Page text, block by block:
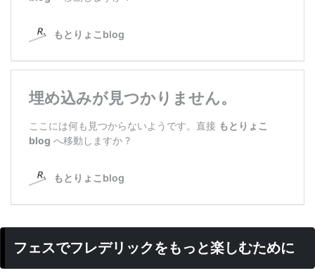
フェスでフレデリックをもっと楽しむために